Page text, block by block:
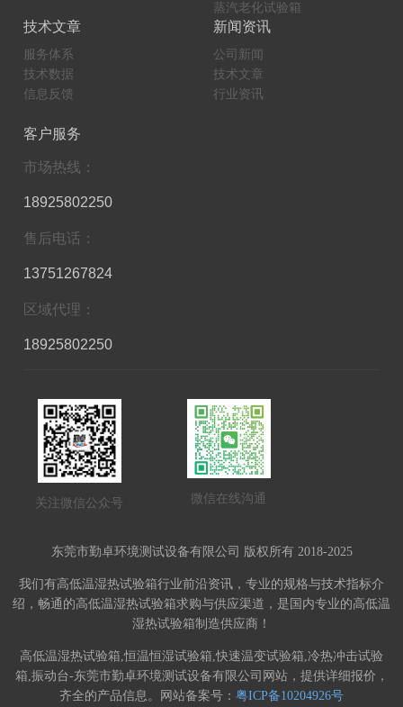
蒸汽老化试验箱
技术文章
服务体系
技术数据
信息反馈
新闻资讯
公司新闻
技术文章
行业资讯
客户服务
市场热线：
18925802250
售后电话：
13751267824
区域代理：
18925802250
关注微信公众号 微信在线沟通
东莞市勤卓环境测试设备有限公司 版权所有 2018-2025
我们有高低温湿热试验箱行业前沿资讯，专业的规格与技术指标介
绍，畅通的高低温湿热试验箱求购与供应渠道，是国内专业的高低温
湿热试验箱制造供应商！
高低温湿热试验箱,恒温恒湿试验箱,快速温变试验箱,冷热冲击试验
箱,振动台-东莞市勤卓环境测试设备有限公司网站，提供详细报价，
齐全的产品信息。网站备案号： 粤ICP备10204926号